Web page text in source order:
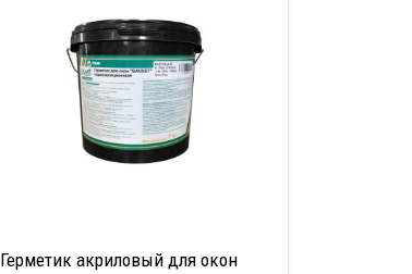
Герметик акриловый для окон